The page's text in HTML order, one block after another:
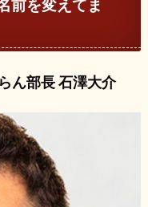
前を変えてま
ん部長 石澤大介